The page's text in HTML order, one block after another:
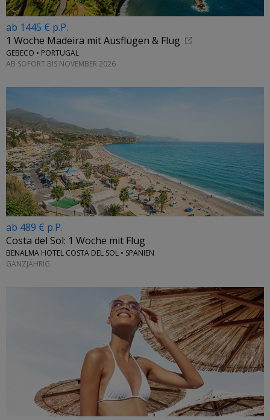
ab 1445 € p.P.
1 Woche Madeira mit Ausflügen & Flug
GEBECO • PORTUGAL
AB SOFORT BIS NOVEMBER 2026
ab 489 € p.P.
Costa del Sol: 1 Woche mit Flug
BENALMA HOTEL COSTA DEL SOL • SPANIEN
GANZJÄHRIG